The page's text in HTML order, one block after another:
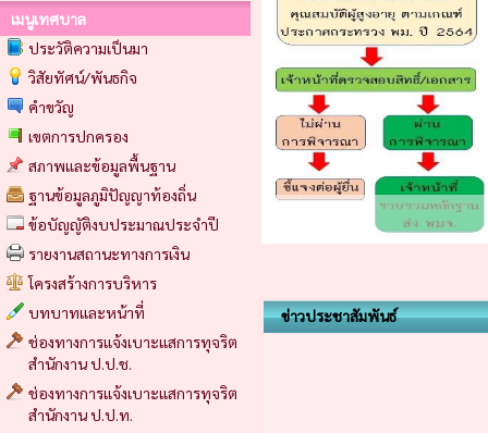
เมนูเทศบาล
ประวัติความเป็นมา
วิสัยทัศน์/พันธกิจ
คำขวัญ
เขตการปกครอง
สภาพและข้อมูลพื้นฐาน
ฐานข้อมูลภูมิปัญญาท้องถิ่น
ข้อบัญญัติงบประมาณประจำปี
รายงานสถานะทางการเงิน
โครงสร้างการบริหาร
บทบาทและหน้าที่
ช่องทางการแจ้งเบาะแสการทุจริต
สำนักงาน ป.ป.ช.
ช่องทางการแจ้งเบาะแสการทุจริต
สำนักงาน ป.ป.ท.
ข่าวประชาสัมพันธ์